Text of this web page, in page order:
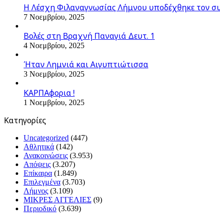
Η Λέσχη Φιλαναγνωσίας Λήμνου υποδέχθηκε τον
7 Νοεμβρίου, 2025
Βολές στη Βραχνή Παναγιά Δευτ. 1
4 Νοεμβρίου, 2025
Ήταν Λημνιά και Αιγυπτιώτισσα
3 Νοεμβρίου, 2025
ΚΑΡΠΑφορια !
1 Νοεμβρίου, 2025
Kατηγορίες
Uncategorized (447)
Αθλητικά (142)
Ανακοινώσεις (3.953)
Απόψεις (3.207)
Επίκαιρα (1.849)
Επιλεγμένα (3.703)
Λήμνος (3.109)
ΜΙΚΡΕΣ ΑΓΓΕΛΙΕΣ (9)
Περιοδικό (3.639)